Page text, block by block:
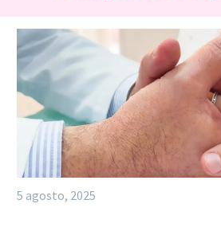
5 agosto, 2025